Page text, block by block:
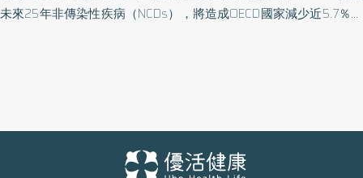
未來25年非傳染性疾病（NCDs），將造成OECD國家減少近5.7％的
灣年輕病友協會秘書長劉桓睿表示，工作年齡人口不只是病人，也